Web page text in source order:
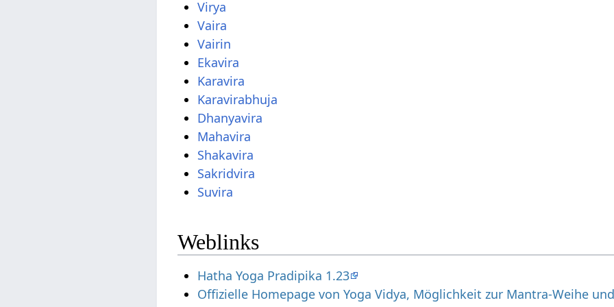
Virya
Vaira
Vairin
Ekavira
Karavira
Karavirabhuja
Dhanyavira
Mahavira
Shakavira
Sakridvira
Suvira
Weblinks
Hatha Yoga Pradipika 1.23
Offizielle Homepage von Yoga Vidya, Möglichkeit zur Mantra-Weihe